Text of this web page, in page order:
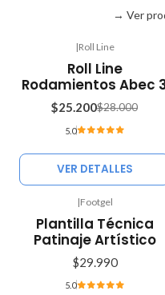
→ Ver
|Roll Line
Roll Line
Rodamientos Abec
$25.200$28.000
5.0
VER DETALLES
|Footgel
Plantilla Técnica
Patinaje Artístico
$29.990
5.0